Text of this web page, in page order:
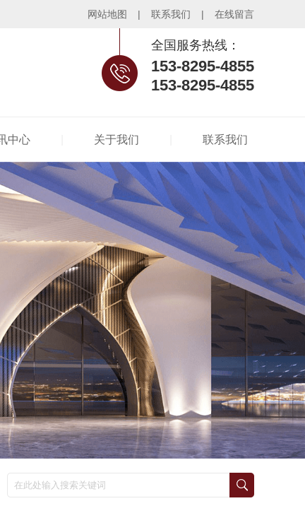
网站地图 | 联系我们 | 在线留言
全国服务热线：
153-8295-4855
153-8295-4855